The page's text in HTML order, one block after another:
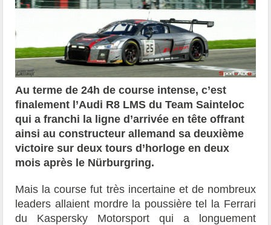
Au terme de 24h de course intense, c’est
finalement l’Audi R8 LMS du Team Sainteloc
qui a franchi la ligne d’arrivée en tête offrant
ainsi au constructeur allemand sa deuxième
victoire sur deux tours d’horloge en deux
mois après le Nürburgring.
Mais la course fut très incertaine et de nombreux
leaders allaient mordre la poussière tel la Ferrari
du Kaspersky Motorsport qui a longuement